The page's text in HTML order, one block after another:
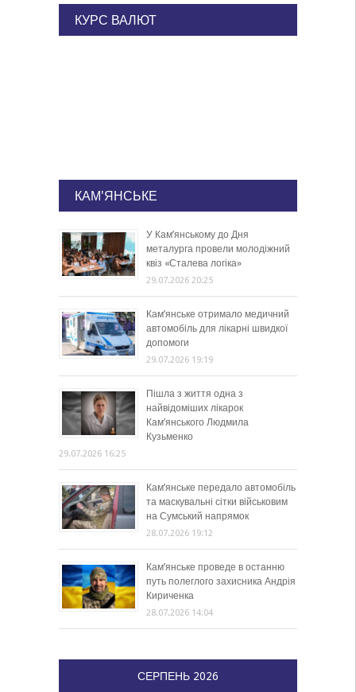
КУРС ВАЛЮТ
КАМ'ЯНСЬКЕ
У Кам’янському до Дня
металурга провели молодіжний
квіз «Сталева логіка»
29.07.2026 20:25
Кам’янське отримало медичний
автомобіль для лікарні швидкої
допомоги
29.07.2026 19:19
Пішла з життя одна з
найвідоміших лікарок
Кам’янського Людмила
Кузьменко
29.07.2026 16:25
Кам’янське передало автомобіль
та маскувальні сітки військовим
на Сумський напрямок
28.07.2026 19:12
Кам’янське проведе в останню
путь полеглого захисника Андрія
Кириченка
28.07.2026 14:04
СЕРПЕНЬ 2026